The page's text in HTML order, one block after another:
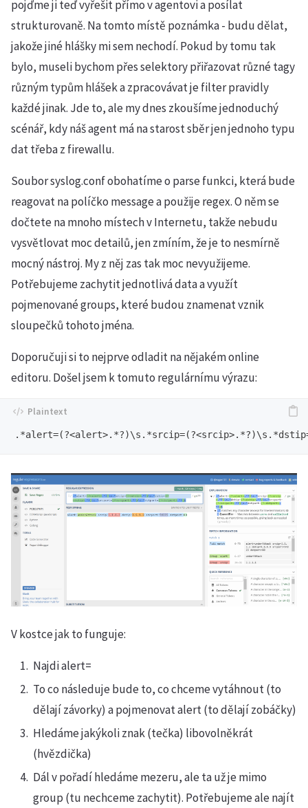
pojďme ji teď vyřešit přímo v agentovi a posílat
strukturovaně. Na tomto místě poznámka - budu dělat,
jakože jiné hlášky mi sem nechodí. Pokud by tomu tak
bylo, museli bychom přes selektory přiřazovat různé tagy
různým typům hlášek a zpracovávat je filter pravidly
každé jinak. Jde to, ale my dnes zkoušíme jednoduchý
scénář, kdy náš agent má na starost sběr jen jednoho typu
dat třeba z firewallu.
Soubor syslog.conf obohatíme o parse funkci, která bude
reagovat na políčko message a použije regex. O něm se
dočtete na mnoho místech v Internetu, takže nebudu
vysvětlovat moc detailů, jen zmíním, že je to nesmírně
mocný nástroj. My z něj zas tak moc nevyužijeme.
Potřebujeme zachytit jednotlivá data a využít
pojmenované groups, které budou znamenat vznik
sloupečků tohoto jména.
Doporučuji si to nejprve odladit na nějakém online
editoru. Došel jsem k tomuto regulárnímu výrazu:
V kostce jak to funguje:
Najdi alert=
To co následuje bude to, co chceme vytáhnout (to
dělají závorky) a pojmenovat alert (to dělají zobáčky)
Hledáme jakýkoli znak (tečka) libovolněkrát
(hvězdička)
Dál v pořadí hledáme mezeru, ale ta už je mimo
group (tu nechceme zachytit). Potřebujeme ale najít